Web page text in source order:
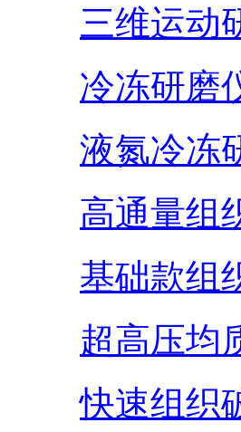
三维运动
冷冻研磨
液氮冷冻
高通量组
基础款组
超高压均
快速组织